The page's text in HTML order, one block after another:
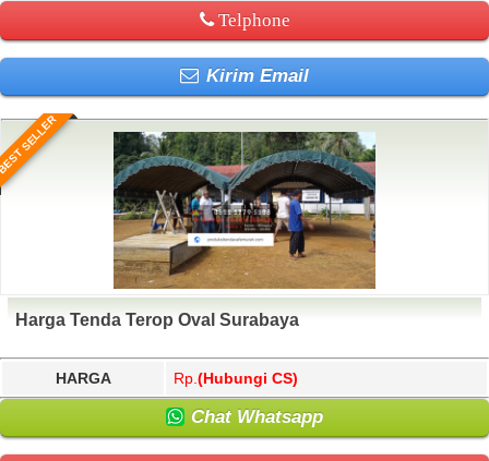
Telphone
Kirim Email
SELLER
Harga Tenda Terop Oval Surabaya
HARGA Rp. (Hubungi CS)
Chat Whatsapp